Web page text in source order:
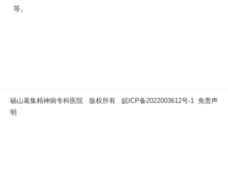
等。
砀山葛集精神病专科医院 版权所有 皖ICP备2022003612号-1
免责声
明